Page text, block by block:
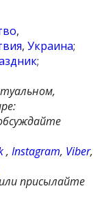
,
,Украина;
;
,Instagram, Viber,
присылайте